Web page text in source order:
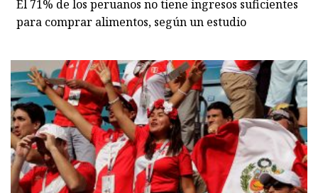
El 71% de los peruanos no tiene ingresos suficientes
para comprar alimentos, según un estudio